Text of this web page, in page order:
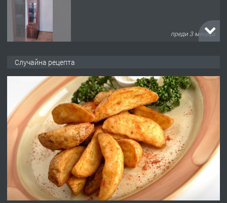
преди 10 месеца
преди 1 година
ПРЕДЛАГА
Професионална зеленчукорезачка
за заведения и дома
преди 1 година
ПРЕДЛАГА Дава под наем Асеновград
Случайна рецепта